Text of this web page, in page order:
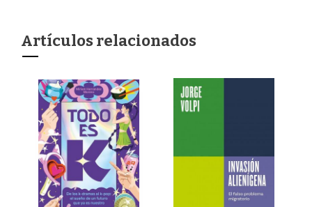
Artículos relacionados